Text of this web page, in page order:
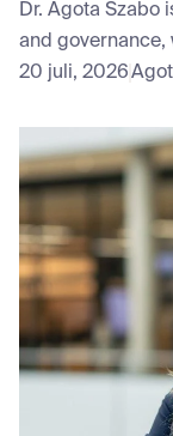
Dr. Agota Szabo
and governance,
20 juli, 2026